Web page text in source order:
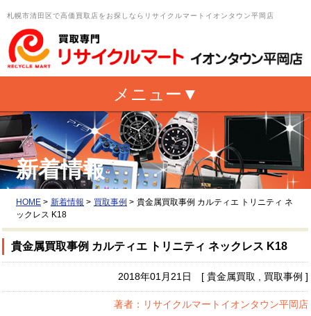
札幌市清田区で高価買取店をお探しならリサイクルマートイオンタウン平岡店
新着情報
HOME > 新着情報 > 買取事例 > 貴金属買取事例 カルティエ トリニティ ネ
ックレス K18
貴金属買取事例 カルティエ トリニティ ネックレス K18
2018年01月21日 [ 貴金属買取 , 買取事例 ]
著者：リサイクルマートイオンタウン平岡店